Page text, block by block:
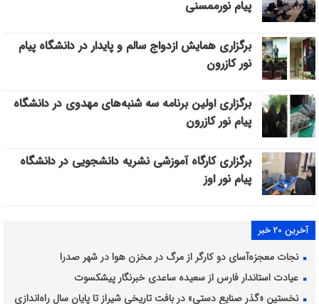
پیام نورممسنی
برگزاری همایش ازدواج سالم و پایدار در دانشگاه پیام
نور کازرون
برگزاری اولین برنامه سه شنبه‌های مهدوی در دانشگاه
پیام نور کازرون
برگزاری کارگاه آموزشی نشریه دانشجویی در دانشگاه
پیام نور اوز
آخرین 20 خبر
نجات معجزه‌آسای دو کارگر از مرگ در مخزن هوا در شهر صدرا
عیادت استاندار فارس از سعیده ساعدی خبرنگار پیشکسوت
نخستین «گذر صنایع دستی» در بافت تاریخی شیراز تا پایان سال راه‌اندازی